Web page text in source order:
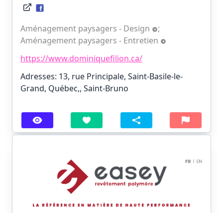
Aménagement paysagers - Design
;
Aménagement paysagers - Entretien
https://www.dominiquefilion.ca/
Adresses: 13, rue Principale, Saint-Basile-le-
Grand, Québec,, Saint-Bruno